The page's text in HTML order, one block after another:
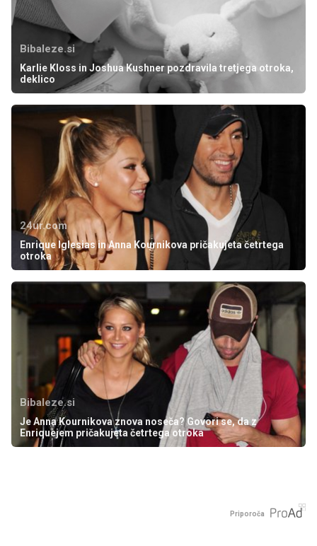
Bibaleze.si
Karlie Kloss in Joshua Kushner pozdravila tretjega otroka,
deklico
24ur.com
Enrique Iglesias in Anna Kournikova pričakujeta četrtega
otroka
Bibaleze.si
Je Anna Kournikova znova noseča? Govori se, da z
Enriquejem pričakujeta četrtega otroka
Priporoča